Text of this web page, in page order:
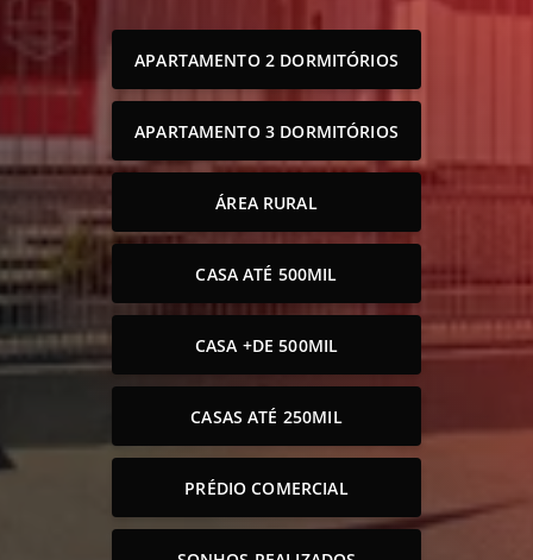
APARTAMENTO 2 DORMITÓRIOS
APARTAMENTO 3 DORMITÓRIOS
ÁREA RURAL
CASA ATÉ 500MIL
CASA +DE 500MIL
CASAS ATÉ 250MIL
PRÉDIO COMERCIAL